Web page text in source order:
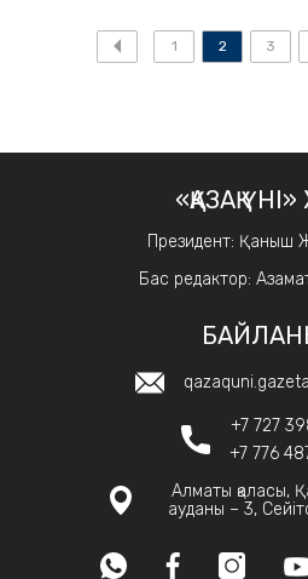
1 2 3
«ҚАЗАҚ
Президент: Қаныш
Бас редактор:
+7 727
+7 776
Алматы қаласы,
ауданы – 3,